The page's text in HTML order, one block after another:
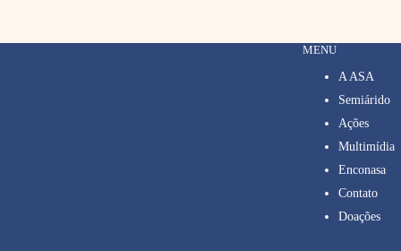
MENU
A ASA
Semiárido
Ações
Multimídia
Enconasa
Contato
Doações